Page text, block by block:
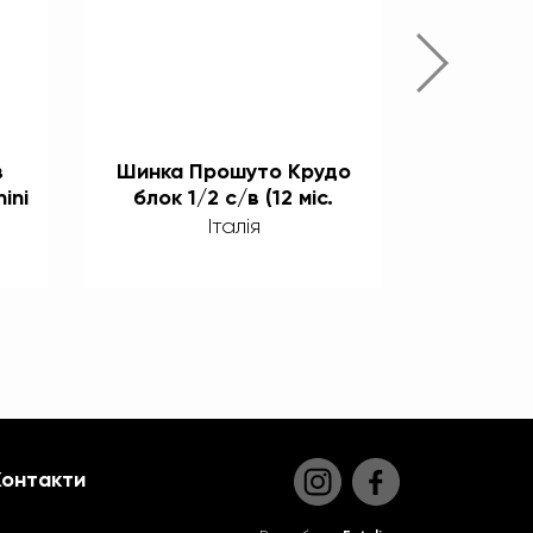
Шинка Прошуто Крудо
блок 1/2 с/в (12 міс.
витримки) ТМ Simonini
Італія